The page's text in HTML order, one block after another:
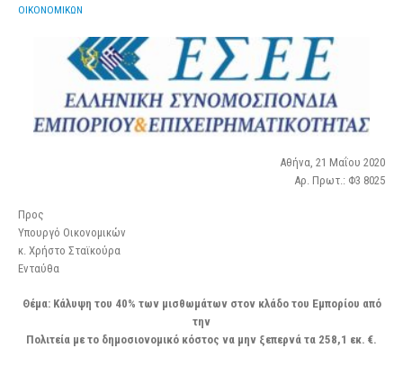
ΟΙΚΟΝΟΜΙΚΩΝ
Αθήνα, 21 Μαΐου 2020
Αρ. Πρωτ.: Φ3 8025
Προς
Υπουργό Οικονομικών
κ. Χρήστο Σταϊκούρα
Ενταύθα
Θέμα: Κάλυψη του 40% των μισθωμάτων στον κλάδο του Εμπορίου από
την
Πολιτεία με το δημοσιονομικό κόστος να μην ξεπερνά τα 258,1 εκ. €.